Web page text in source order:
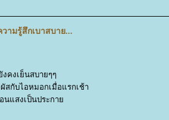
วามรู้สึกเบาสบาย...
งคงเย็นสบายๆๆ
สกับไอหมอกเมื่อแรกเช้า
นแสงเป็นประกา